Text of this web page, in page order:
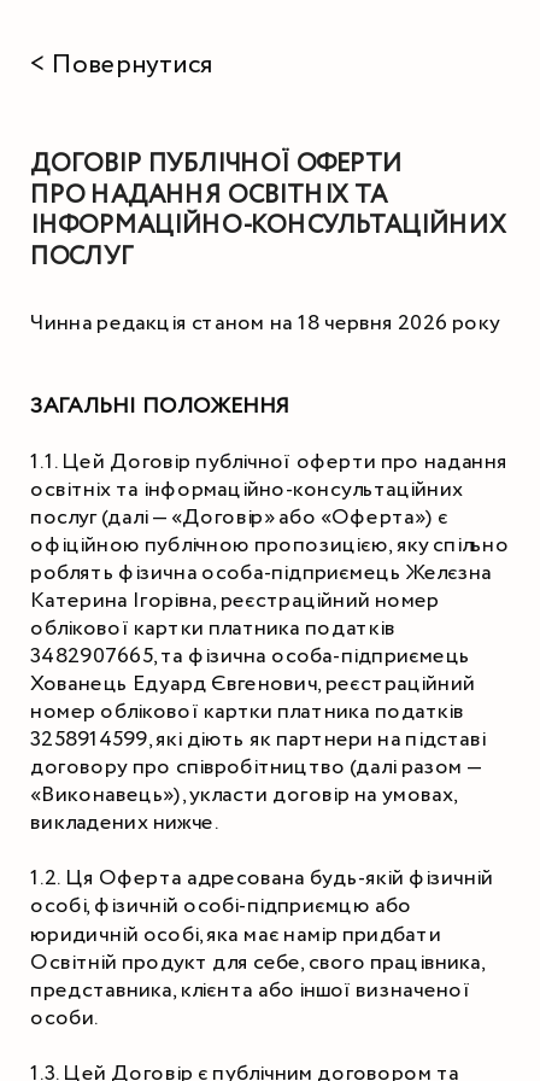
ДОГОВІР ПУБЛІЧНОЇ ОФЕРТИ
ПРО НАДАННЯ ОСВІТНІХ ТА
ІНФОРМАЦІЙНО-КОНСУЛЬТАЦІЙНИХ
ПОСЛУГ
< Повернутися
Чинна редакція станом на 18 червня 2026 року
ЗАГАЛЬНІ ПОЛОЖЕННЯ
1.1. Цей Договір публічної оферти про надання
освітніх та інформаційно-консультаційних
послуг (далі — «Договір» або «Оферта») є
офіційною публічною пропозицією, яку спільно
роблять фізична особа-підприємець Желєзна
Катерина Ігорівна, реєстраційний номер
облікової картки платника податків
3482907665, та фізична особа-підприємець
Хованець Едуард Євгенович, реєстраційний
номер облікової картки платника податків
3258914599, які діють як партнери на підставі
договору про співробітництво (далі разом —
«Виконавець»), укласти договір на умовах,
викладених нижче.
1.2. Ця Оферта адресована будь-якій фізичній
особі, фізичній особі-підприємцю або
юридичній особі, яка має намір придбати
Освітній продукт для себе, свого працівника,
представника, клієнта або іншої визначеної
особи.
1.3. Цей Договір є публічним договором та